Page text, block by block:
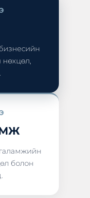
нөхцөл,
болон